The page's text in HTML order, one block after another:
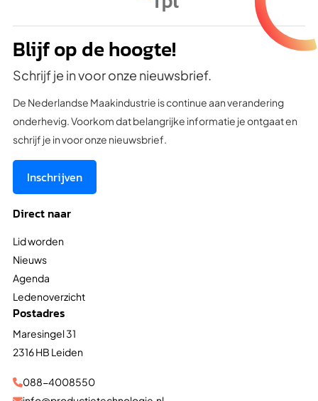
Blijf op de hoogte!
Schrijf je in voor onze nieuwsbrief.
De Nederlandse Maakindustrie is continue aan verandering
onderhevig. Voorkom dat belangrijke informatie je ontgaat en
schrijf je in voor onze nieuwsbrief.
Inschrijven
Direct naar
Lid worden
Nieuws
Agenda
Ledenoverzicht
Postadres
Maresingel 31
2316 HB Leiden
088-4008550